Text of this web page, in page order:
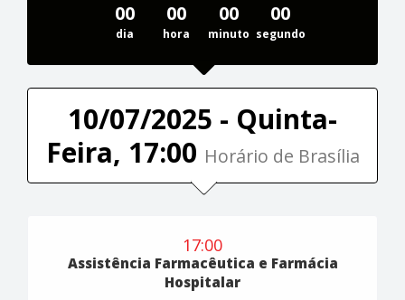
00
dia
00
hora
00
minuto
00
segundo
10/07/2025 - Quinta-
Feira, 17:00 Horário de Brasília
17:00
Assistência Farmacêutica e Farmácia
Hospitalar